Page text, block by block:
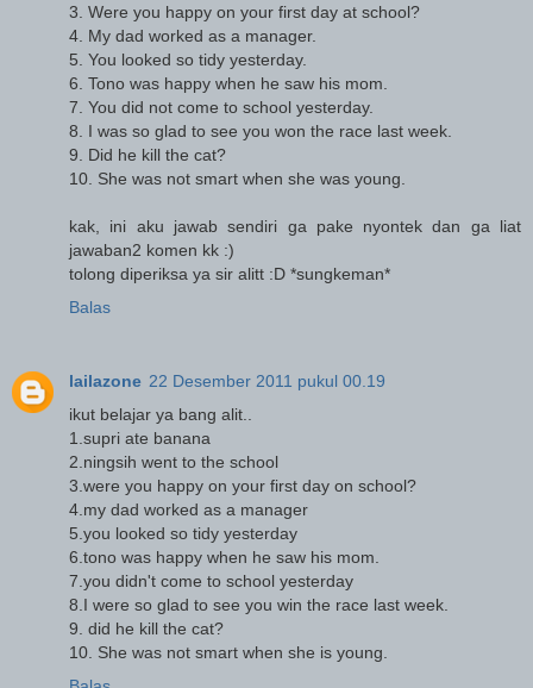
3. Were you happy on your first day at school?
4. My dad worked as a manager.
5. You looked so tidy yesterday.
6. Tono was happy when he saw his mom.
7. You did not come to school yesterday.
8. I was so glad to see you won the race last week.
9. Did he kill the cat?
10. She was not smart when she was young.
kak, ini aku jawab sendiri ga pake nyontek dan ga liat
jawaban2 komen kk :)
tolong diperiksa ya sir alitt :D *sungkeman*
Balas
lailazone 22 Desember 2011 pukul 00.19
ikut belajar ya bang alit..
1.supri ate banana
2.ningsih went to the school
3.were you happy on your first day on school?
4.my dad worked as a manager
5.you looked so tidy yesterday
6.tono was happy when he saw his mom.
7.you didn't come to school yesterday
8.I were so glad to see you win the race last week.
9. did he kill the cat?
10. She was not smart when she is young.